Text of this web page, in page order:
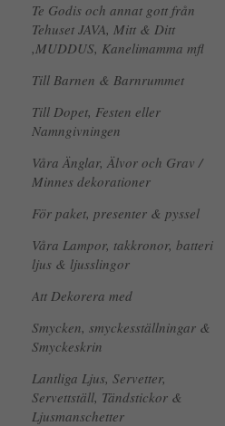
Te Godis och annat gott från
Tehuset JAVA, Mitt & Ditt
,MUDDUS, Kanelimamma mfl
Till Barnen & Barnrummet
Till Dopet, Festen eller
Namngivningen
Våra Änglar, Älvor och Grav /
Minnes dekorationer
För paket, presenter & pyssel
Våra Lampor, takkronor, batteri
ljus & ljusslingor
Att Dekorera med
Smycken, smyckesställningar &
Smyckeskrin
Lantliga Ljus, Servetter,
Servettställ, Tändstickor &
Ljusmanschetter